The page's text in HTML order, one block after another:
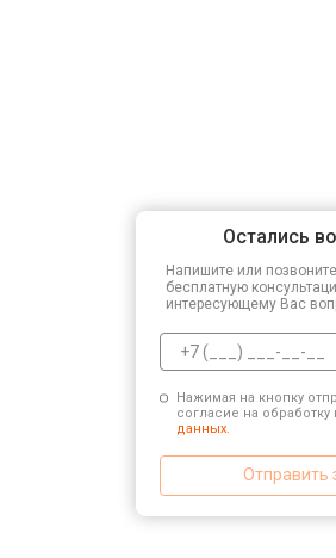
Остались
Напишите или
бесплатную
интересующему Вас
Нажимая на кнопку
согласие на обработку
данных.
Отправить